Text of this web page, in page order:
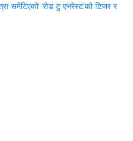
समेटिएको ‘रोड टु एभरेस्ट’को टिजर र